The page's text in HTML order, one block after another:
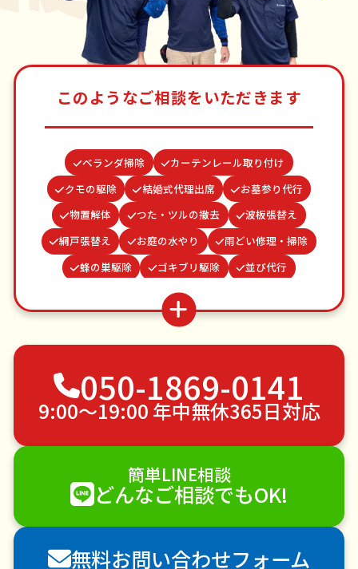
このようなご相談をいただきます
ベランダ掃除
カーテンレール取り付け
クモの駆除
結婚式代理出席
お墓参り代行
物置解体
つた・ツルの撤去
波板張替え
網戸張替え
お庭の水やり
雨どい修理・掃除
蜂の巣駆除
ゴキブリ駆除
並び代行
水道パッキン交換
買い物代行
謝罪代行
遺品整理・生前整理
病院付き添い
不用品回収
ゴミ屋敷片付け
植木の剪定
植木の伐採
手すり取り付け
ペットのお世話
エアコンクリーニング
DIY・日曜大工
ハウスクリーニング
雪かき・雪下ろし
電球交換
襖（ふすま）の張替え
空き家管理
各種代行
害獣駆除
防草シート施工
ナメクジ駆除
害虫駆除
050-1869-0141
9:00〜19:00 年中無休365日対応
簡単LINE相談
どんなご相談でもOK!
無料お問い合わせフォーム